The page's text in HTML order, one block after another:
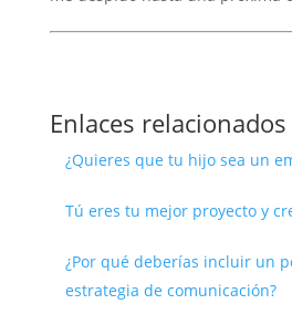
Enlaces relacionados
¿Quieres que tu hijo sea un
Tú eres tu mejor proyecto y
¿Por qué deberías incluir un
estrategia de comunicación?